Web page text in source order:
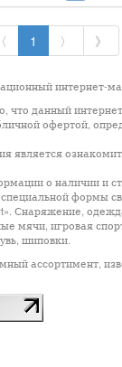
〈 1 〉 》
интернет-
данный
офертой,
является
о наличии и
формы
Снаряжение,
мячи, игровая
шиповки.
ассортимент,